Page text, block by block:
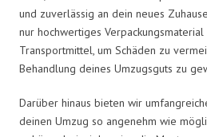
und zuverlässig an dein neues
nur hochwertiges
Transportmittel, um Schäden zu
Behandlung deines Umzugsguts zu
Darüber hinaus bieten wir
deinen Umzug so angenehm wie